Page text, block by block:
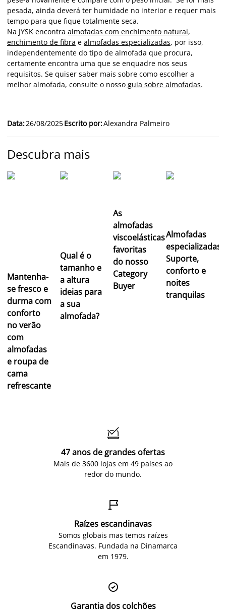
pesada, ainda deverá ter humidade no interior e requer mais
tempo para que fique totalmente seca.
Na JYSK encontra almofadas com enchimento natural,
enchimento de fibra e almofadas especializadas, por isso,
independentemente do tipo de almofada que procura,
certamente encontra uma que se enquadre nos seus
requisitos. Se quiser saber mais sobre como escolher a
melhor almofada, consulte o nosso guia sobre almofadas.
Data:26/08/2025Escrito por:Alexandra Palmeiro
Descubra mais
Mantenha-
se fresco e
durma com
conforto
no verão
com
almofadas
e roupa de
cama
refrescante
Qual é o
tamanho e
a altura
ideias para
a sua
almofada?
As
almofadas
viscoelásticas
favoritas
do nosso
Category
Buyer
Almofadas
especializadas:
Suporte,
conforto e
noites
tranquilas

47 anos de grandes ofertas
Mais de 3600 lojas em 49 países ao
redor do mundo.

Raízes escandinavas
Somos globais mas temos raízes
Escandinavas. Fundada na Dinamarca
em 1979.

Garantia dos colchões